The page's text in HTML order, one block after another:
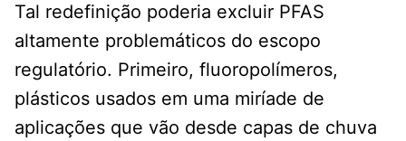
Tal redefinição poderia excluir PFAS
altamente problemáticos do escopo
regulatório. Primeiro, fluoropolímeros,
plásticos usados ​​em uma miríade de
aplicações que vão desde capas de chuva